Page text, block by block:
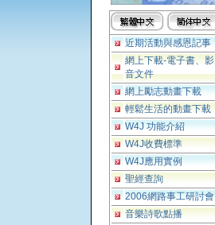
近期活動與感恩記事
網上下載-電子書、影
音文件
網上勵志動畫下載
輕鬆生活的動畫下載
W4J 功能介紹
W4J收費標準
W4J應用實例
聖經查詢
2006網路事工研討會
音樂詩歌點播